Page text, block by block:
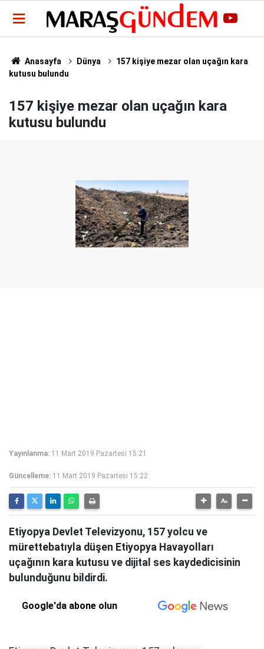
Anasayfa Dünya
157 kişiye mezar olan uçağın kara
kutusu bulundu
157 kişiye mezar olan uçağın kara
kutusu bulundu
Yayınlanma: 11 Mart 2019 Pazartesi 15:21
Güncelleme: 11 Mart 2019 Pazartesi 15:22
Etiyopya Devlet Televizyonu, 157 yolcu ve
mürettebatıyla düşen Etiyopya Havayolları
uçağının kara kutusu ve dijital ses kaydedicisinin
bulunduğunu bildirdi.
Google'da abone olun